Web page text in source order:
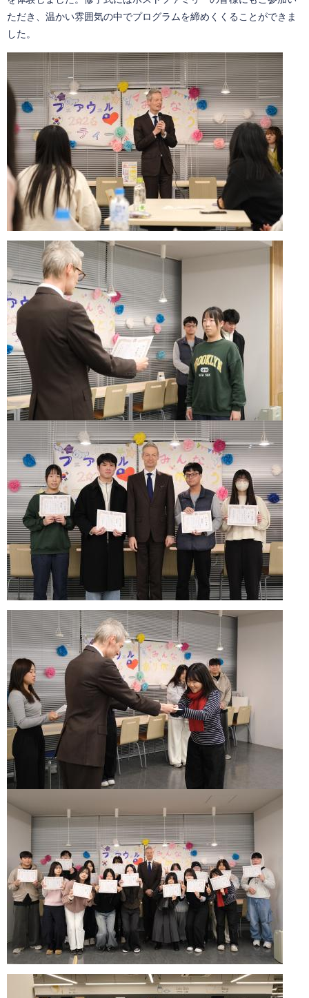
ただき、温かい雰囲気の中でプログラムを締めくくることができま
した。